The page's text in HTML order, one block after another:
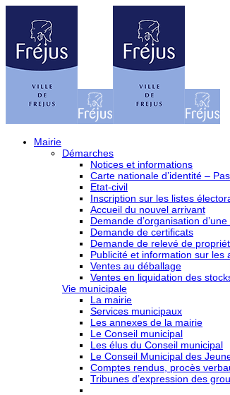
Mairie
Démarches
Notices et informations
Carte nationale d’identité –
Etat-civil
Inscription sur les listes
Accueil du nouvel arrivant
Demande d’organisation
Demande de certificats
Demande de relevé de
Publicité et information sur les
Ventes au déballage
Ventes en liquidation des
Vie municipale
La mairie
Services municipaux
Les annexes de la mairie
Le Conseil municipal
Les élus du Conseil municipal
Le Conseil Municipal des
Comptes rendus, procès
Tribunes d’expression des